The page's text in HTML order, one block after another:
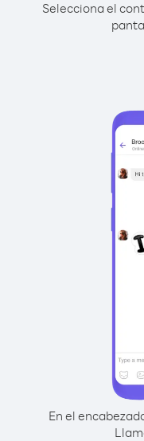
Selecciona el
En el